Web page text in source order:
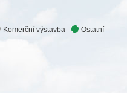
Komerční výstavba Ostatní